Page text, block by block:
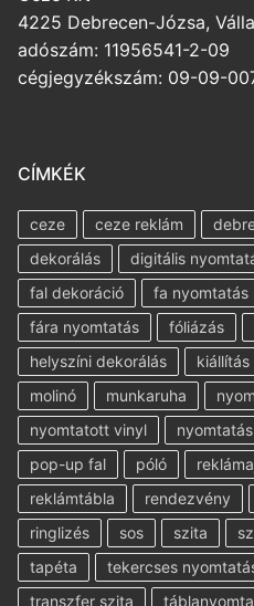
4225 Debrecen-Józsa,
adószám: 11956541-2-09
cégjegyzékszám: 09-09-
CÍMKÉK
ceze ceze reklám
dekorálás
digitális
fal dekoráció
fa nyomtatás
fára nyomtatás
fóliázás
helyszíni dekorálás
kiállítás
molinó
munkaruha
nyomtatott vinyl
nyomtatás
pop-up fal
póló
reklámtábla
rendezvény
ringlizés
sos szita
tapéta
tekercses
transzfer szita